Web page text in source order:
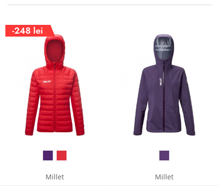
-248 lei
Millet Millet